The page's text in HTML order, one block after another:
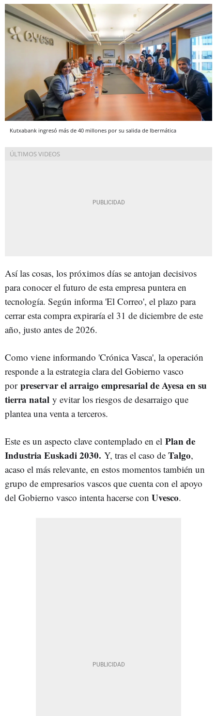
Kutxabank ingresó más de 40 millones por su salida de Ibermática
Así las cosas, los próximos días se antojan decisivos
para conocer el futuro de esta empresa puntera en
tecnología. Según informa 'El Correo', el plazo para
cerrar esta compra expiraría el 31 de diciembre de este
año, justo antes de 2026.
Como viene informando 'Crónica Vasca', la operación
responde a la estrategia clara del Gobierno vasco
por preservar el arraigo empresarial de Ayesa en su
tierra natal y evitar los riesgos de desarraigo que
plantea una venta a terceros.
Este es un aspecto clave contemplado en el Plan de
Industria Euskadi 2030. Y, tras el caso de Talgo,
acaso el más relevante, en estos momentos también un
grupo de empresarios vascos que cuenta con el apoyo
del Gobierno vasco intenta hacerse con Uvesco.